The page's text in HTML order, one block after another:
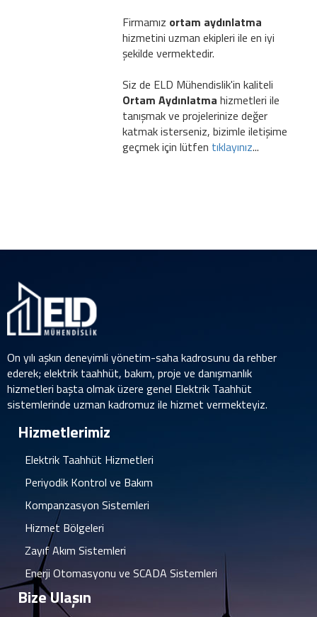
Firmamız ortam aydınlatma
hizmetini uzman ekipleri ile en iyi
şekilde vermektedir.
Siz de ELD Mühendislik'in kaliteli
Ortam Aydınlatma hizmetleri ile
tanışmak ve projelerinize değer
katmak isterseniz, bizimle iletişime
geçmek için lütfen tıklayınız...
On yılı aşkın deneyimli yönetim-saha kadrosunu da rehber
ederek; elektrik taahhüt, bakım, proje ve danışmanlık
hizmetleri başta olmak üzere genel Elektrik Taahhüt
sistemlerinde uzman kadromuz ile hizmet vermekteyiz.
Hizmetlerimiz
Elektrik Taahhüt Hizmetleri
Periyodik Kontrol ve Bakım
Kompanzasyon Sistemleri
Hizmet Bölgeleri
Zayıf Akım Sistemleri
Enerji Otomasyonu ve SCADA Sistemleri
Bize Ulaşın